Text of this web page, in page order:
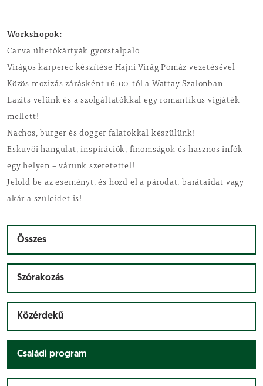
Workshopok:
Canva ültetőkártyák gyorstalpaló
Virágos karperec készítése Hajni Virág Pomáz vezetésével
Közös mozizás zárásként 16:00-tól a Wattay Szalonban
Lazíts velünk és a szolgáltatókkal egy romantikus vígjáték
mellett!
Nachos, burger és dogger falatokkal készülünk!
Esküvői hangulat, inspirációk, finomságok és hasznos infók
egy helyen – várunk szeretettel!
Jelöld be az eseményt, és hozd el a párodat, barátaidat vagy
akár a szüleidet is!
Összes
Szórakozás
Közérdekű
Családi program